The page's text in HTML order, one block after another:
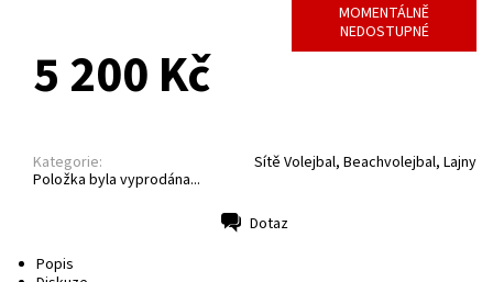
MOMENTÁLNĚ
NEDOSTUPNÉ
5 200 Kč
Kategorie:
Sítě Volejbal, Beachvolejbal, Lajny
Položka byla vyprodána...
Dotaz
Popis